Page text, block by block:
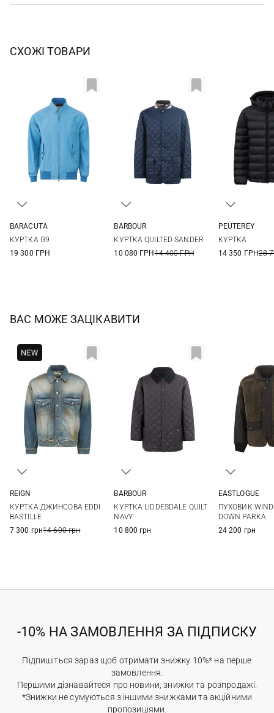
СХОЖІ ТОВАРИ
BARACUTA
КУРТКА G9
19 300 ГРН
BARBOUR
КУРТКА QUILTED SANDER
10 080 ГРН14 400 ГРН
PEUTEREY
КУРТКА
14 350 ГРН28
ВАС МОЖЕ ЗАЦІКАВИТИ
REIGN
КУРТКА ДЖИНСОВА EDDI
BASTILLE
7 300 грн14 600 грн
XXL
BARBOUR
КУРТКА LIDDESDALE QUILT
NAVY
10 800 грн
EASTLOGUE
ПУХОВИК
DOWN PARKA
24 200 грн
-10% НА ЗАМОВЛЕННЯ ЗА ПІДПИСКУ
Підпишіться зараз щоб отримати знижку 10%* на перше
замовлення.
Першими дізнавайтеся про новини, знижки та розпродажі.
*Знижки не сумуються з іншими знижками та акційними
пропозиціями.